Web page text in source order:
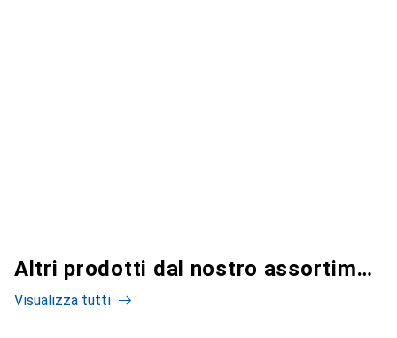
Altri prodotti dal nostro assortimento
Visualizza tutti